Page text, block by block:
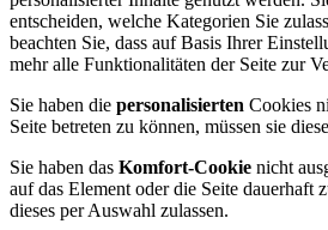
entscheiden, welche Kategorien Sie
beachten Sie, dass auf Basis Ihrer
mehr alle Funktionalitäten der Seite zur
Sie haben die personalisierten Cookies
Seite betreten zu können, müssen sie
Sie haben das Komfort-Cookie nicht
auf das Element oder die Seite dauerhaft
dieses per Auswahl zulassen.